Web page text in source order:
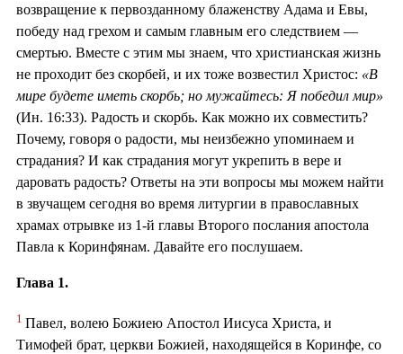
возвращение к первозданному блаженству Адама и Евы,
победу над грехом и самым главным его следствием —
смертью. Вместе с этим мы знаем, что христианская жизнь
не проходит без скорбей, и их тоже возвестил Христос: «В
мире будете иметь скорбь; но мужайтесь: Я победил мир»
(Ин. 16:33). Радость и скорбь. Как можно их совместить?
Почему, говоря о радости, мы неизбежно упоминаем и
страдания? И как страдания могут укрепить в вере и
даровать радость? Ответы на эти вопросы мы можем найти
в звучащем сегодня во время литургии в православных
храмах отрывке из 1-й главы Второго послания апостола
Павла к Коринфянам. Давайте его послушаем.
Глава 1.
1 Павел, волею Божиею Апостол Иисуса Христа, и
Тимофей брат, церкви Божией, находящейся в Коринфе, со